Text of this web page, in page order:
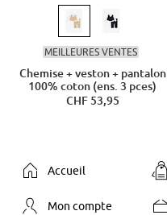
MEILLEURES VENTES
Chemise + veston + pantalon
100% coton (ens. 3 pces)
CHF 53,95
Accueil
Mon compte